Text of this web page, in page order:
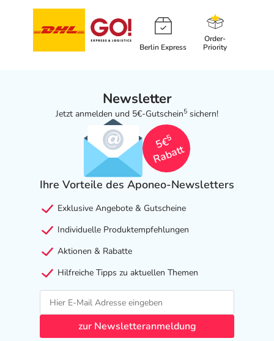
Berlin Express
Order-
Priority
Newsletter
Jetzt anmelden und 5€-Gutschein5 sichern!
5€
5
Rabatt
Ihre Vorteile des Aponeo-Newsletters
Exklusive Angebote & Gutscheine
Individuelle Produktempfehlungen
Aktionen & Rabatte
Hilfreiche Tipps zu aktuellen Themen
zur Newsletteranmeldung